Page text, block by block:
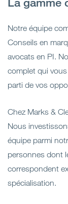
Notre équipe
Conseils en
avocats en PI.
complet qui
parti de vos
Chez Marks &
Nous
équipe parmi
personnes dont
correspondent
spécialisation.